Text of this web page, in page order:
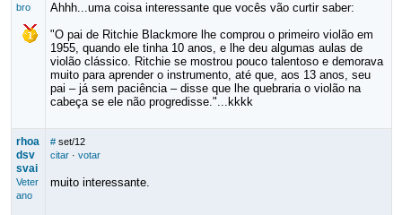
bro
Ahhh...uma coisa interessante que vocês vão curtir saber:
"O pai de Ritchie Blackmore lhe comprou o primeiro violão em
1955, quando ele tinha 10 anos, e lhe deu algumas aulas de
violão clássico. Ritchie se mostrou pouco talentoso e demorava
muito para aprender o instrumento, até que, aos 13 anos, seu
pai – já sem paciência – disse que lhe quebraria o violão na
cabeça se ele não progredisse."...kkkk
rhoa
dsv
svai
Veter
ano
# set/12
citar· votar
muito interessante.